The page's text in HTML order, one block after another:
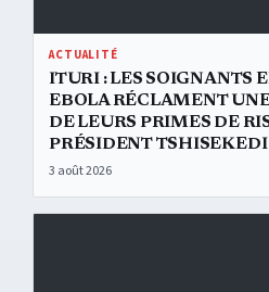
ACTUALITÉ
ITURI : LES SOIGNANTS
EBOLA RÉCLAMENT
DE LEURS PRIMES DE
PRÉSIDENT TSHISEKEDI
3 août 2026